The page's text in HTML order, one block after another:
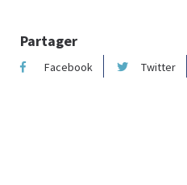
Partager
Facebook Twitter